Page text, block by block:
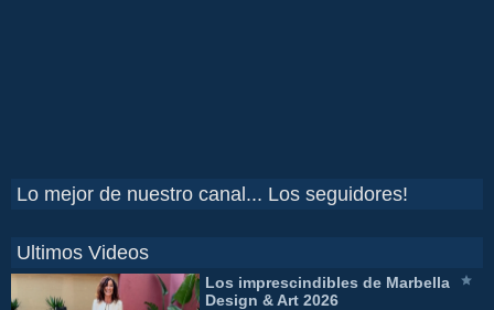
Lo mejor de nuestro canal... Los seguidores!
Ultimos Videos
Los imprescindibles de Marbella
Design & Art 2026